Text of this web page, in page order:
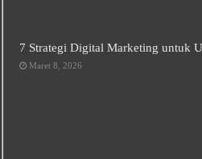
7 Strategi Digital Marketing untuk
Maret 8, 2026